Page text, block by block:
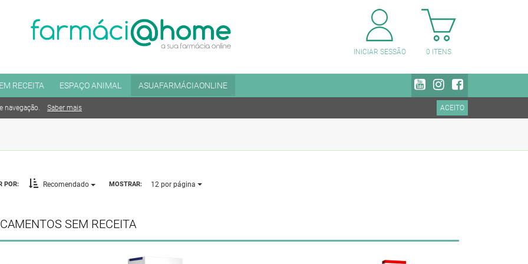
PESQUISAR CATEGORIAS
0 ITENS
INICIAR SESSÃO
RECEITA ESPAÇO ANIMAL ASUAFARMÁCIAONLINE
navegação. Saber mais ACEITO
POR: Recomendado MOSTRAR: 12 por página
SEM RECEITA